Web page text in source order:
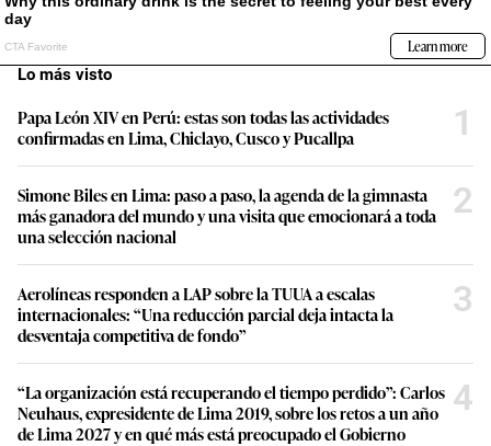
Lo más visto
Papa León XIV en Perú: estas son todas las actividades
confirmadas en Lima, Chiclayo, Cusco y Pucallpa
1
Simone Biles en Lima: paso a paso, la agenda de la gimnasta
más ganadora del mundo y una visita que emocionará a toda
una selección nacional
2
Aerolíneas responden a LAP sobre la TUUA a escalas
internacionales: “Una reducción parcial deja intacta la
desventaja competitiva de fondo”
3
“La organización está recuperando el tiempo perdido”: Carlos
Neuhaus, expresidente de Lima 2019, sobre los retos a un año
de Lima 2027 y en qué más está preocupado el Gobierno
4